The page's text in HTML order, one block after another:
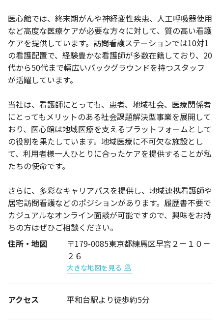
医心館では、終末期がんや神経変性疾患、人工呼吸器使用
など高度な医療ケアが必要な方々に対して、質の高い看護
ケアを提供しています。訪問看護ステーションでは10対1
の看護配置で、経験豊かな看護師が多数在籍しており、20
代から50代まで幅広いバックグラウンドを持つスタッフ
が活躍しています。
当社は、看護師にとっても、患者、地域社会、医療関係者
にとってもメリットのある社会課題解決型事業を展開して
おり、医心館は地域医療を支えるプラットフォームとして
の役割を果たしています。地域医療に不可欠な施設とし
て、利用者様一人ひとりに合ったケアを提供することが私
たちの使命です。
さらに、多彩なキャリアパスを提供し、地域連携看護師や
居宅訪問看護などのポジションがあります。履歴書不要で
カジュアルなオンライン面談が可能ですので、興味をお持
ちの方はぜひご相談ください。
住所・地図
〒179-0085東京都練馬区早宮２－１０－
２６
大きな地図を見る
アクセス 平和台駅より徒歩約5分